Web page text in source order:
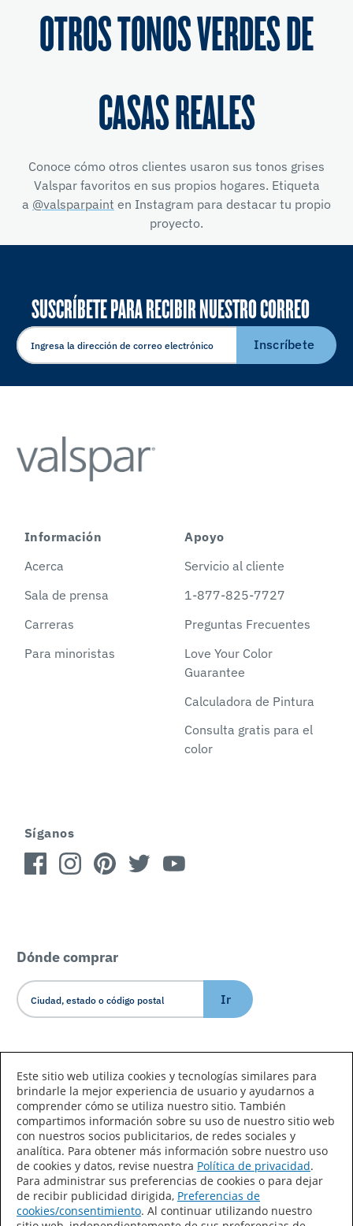
OTROS TONOS VERDES DE
CASAS REALES
Conoce cómo otros clientes usaron sus tonos grises
Valspar favoritos en sus propios hogares. Etiqueta
a @valsparpaint en Instagram para destacar tu propio
proyecto.
SUSCRÍBETE PARA RECIBIR NUESTRO CORREO
ELECTRÓNICO
Inscríbete
Información
Acerca
Sala de prensa
Carreras
Para minoristas
Apoyo
Servicio al cliente
1-877-825-7727
Preguntas Frecuentes
Love Your Color
Guarantee
Calculadora de Pintura
Consulta gratis para el
color
Síganos
Dónde comprar
Ir
Declaración de accesibilidad
Mapa del sitio
Términos de uso
Privacidad
Este sitio web utiliza cookies y tecnologías similares para
brindarle la mejor experiencia de usuario y ayudarnos a
comprender cómo se utiliza nuestro sitio. También
compartimos información sobre su uso de nuestro sitio web
con nuestros socios publicitarios, de redes sociales y
analítica. Para obtener más información sobre nuestro uso
de cookies y datos, revise nuestra Política de privacidad.
Para administrar sus preferencias de cookies o para dejar
de recibir publicidad dirigida, Preferencias de
cookies/consentimiento. Al continuar utilizando nuestro